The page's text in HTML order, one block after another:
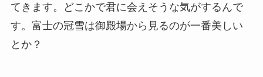
てきます。どこかで君に会えそうな気がするんで
す。富士の冠雪は御殿場から見るのが一番美しい
とか？